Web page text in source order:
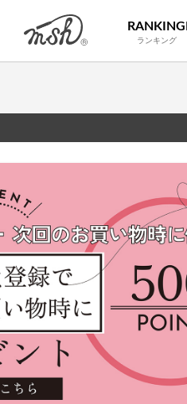
RANKING
ランキング